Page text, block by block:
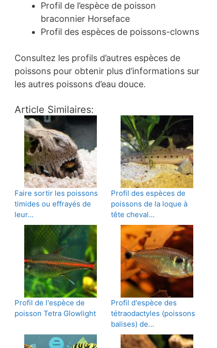
Profil de l’espèce de poisson
braconnier Horseface
Profil des espèces de poissons-clowns
Consultez les profils d’autres espèces de
poissons pour obtenir plus d’informations sur
les autres poissons d’eau douce.
Article Similaires:
Faire sortir les poissons
timides ou effrayés de
leur…
Profil des espèces de
poissons de la loque à
tête cheval…
Profil de l'espèce de
poisson Tetra Glowlight
Profil d'espèce des
tétraodactyles (poissons
balises) de…